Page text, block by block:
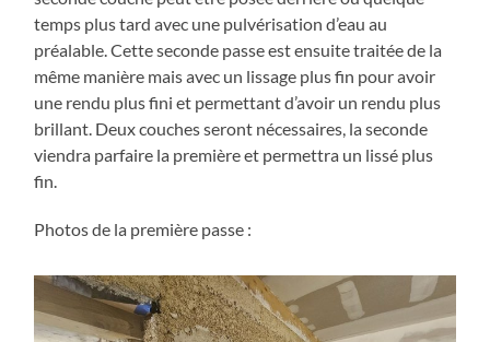
temps plus tard avec une pulvérisation d’eau au
préalable. Cette seconde passe est ensuite traitée de la
même manière mais avec un lissage plus fin pour avoir
une rendu plus fini et permettant d’avoir un rendu plus
brillant. Deux couches seront nécessaires, la seconde
viendra parfaire la première et permettra un lissé plus
fin.
Photos de la première passe :